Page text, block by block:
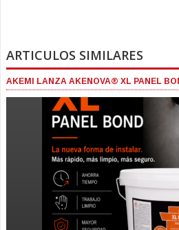
ARTICULOS SIMILARES
AKEMI LANZA AKENOVA® XL PANEL